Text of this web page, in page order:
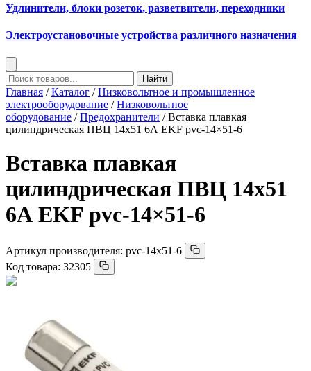
Удлинители, блоки розеток, разветвители, переходники
Электроустановочные устройства различного назначения
Найти
Главная /Каталог /Низковольтное и промышленное
электрооборудование /Низковольтное
оборудование /Предохранители / Вставка плавкая
цилиндрическая ПВЦ 14х51 6А EKF pvc-14×51-6
Вставка плавкая
цилиндрическая ПВЦ 14х51
6А EKF pvc-14×51-6
Артикул производителя: pvc-14x51-6
Код товара: 32305